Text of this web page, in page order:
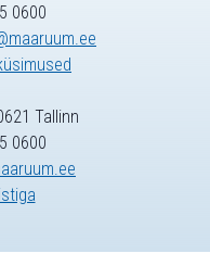
0600
Tallinn
0600